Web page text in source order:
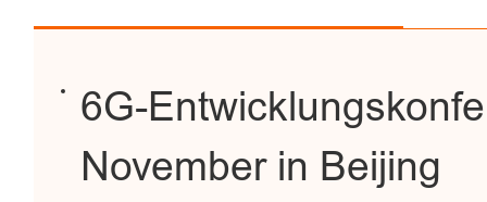
6G-
November in Beijing